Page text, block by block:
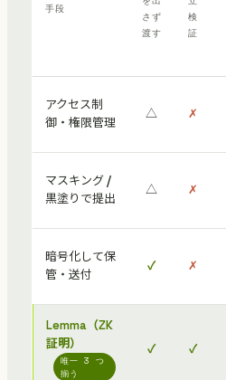
手段
さず
渡す
検
証
アクセス制
御・権限管理
△ ✗
マスキング /
黒塗りで提出
△ ✗
暗号化して保
管・送付
✓ ✗
Lemma（ZK
証明）
唯一 3 つ
揃う
✓ ✓